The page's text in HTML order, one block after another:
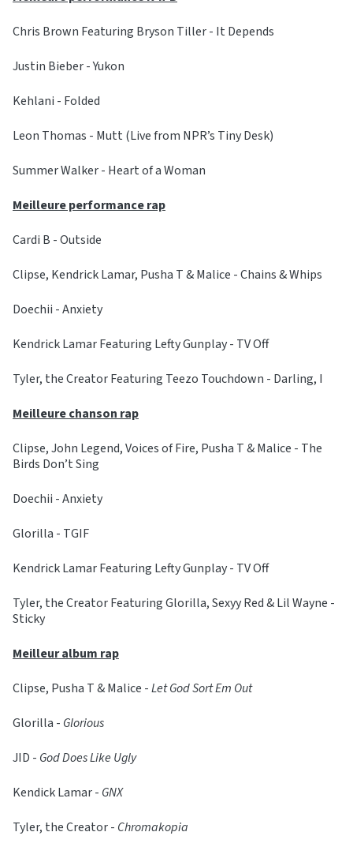
Chris Brown Featuring Bryson Tiller - It Depends
Justin Bieber - Yukon
Kehlani - Folded
Leon Thomas - Mutt (Live from NPR’s Tiny Desk)
Summer Walker - Heart of a Woman
Meilleure performance rap
Cardi B - Outside
Clipse, Kendrick Lamar, Pusha T & Malice - Chains & Whips
Doechii - Anxiety
Kendrick Lamar Featuring Lefty Gunplay - TV Off
Tyler, the Creator Featuring Teezo Touchdown - Darling, I
Meilleure chanson rap
Clipse, John Legend, Voices of Fire, Pusha T & Malice - The
Birds Don’t Sing
Doechii - Anxiety
Glorilla - TGIF
Kendrick Lamar Featuring Lefty Gunplay - TV Off
Tyler, the Creator Featuring Glorilla, Sexyy Red & Lil Wayne -
Sticky
Meilleur album rap
Clipse, Pusha T & Malice -Let God Sort Em Out
Glorilla - Glorious
JID - God Does Like Ugly
Kendick Lamar - GNX
Tyler, the Creator - Chromakopia